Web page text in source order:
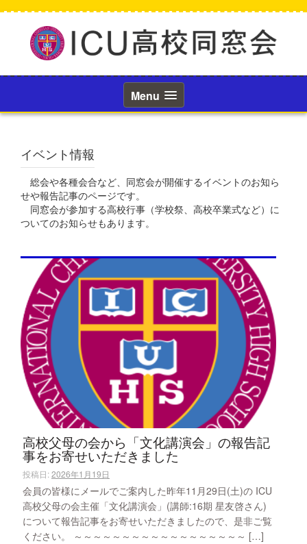
へ
ッ
Menu
イベント情報
総会や各種会合など、同窓会が開催するイベントのお知ら
せや報告記事のページです。
同窓会が参加する高校行事（学校祭、高校卒業式など）に
ついてのお知らせもあります。
高校父母の会から「文化講演会」の報告記
事をお寄せいただきました
投稿日:2026年1月19日
会員の皆様にメールでご案内した昨年11月29日(土)の ICU
高校父母の会主催「文化講演会」(講師:16期 星友啓さん)
について報告記事をお寄せいただきましたので、是非ご覧
ください。 ～～～～～～～～～～～～～～～～～～ […]